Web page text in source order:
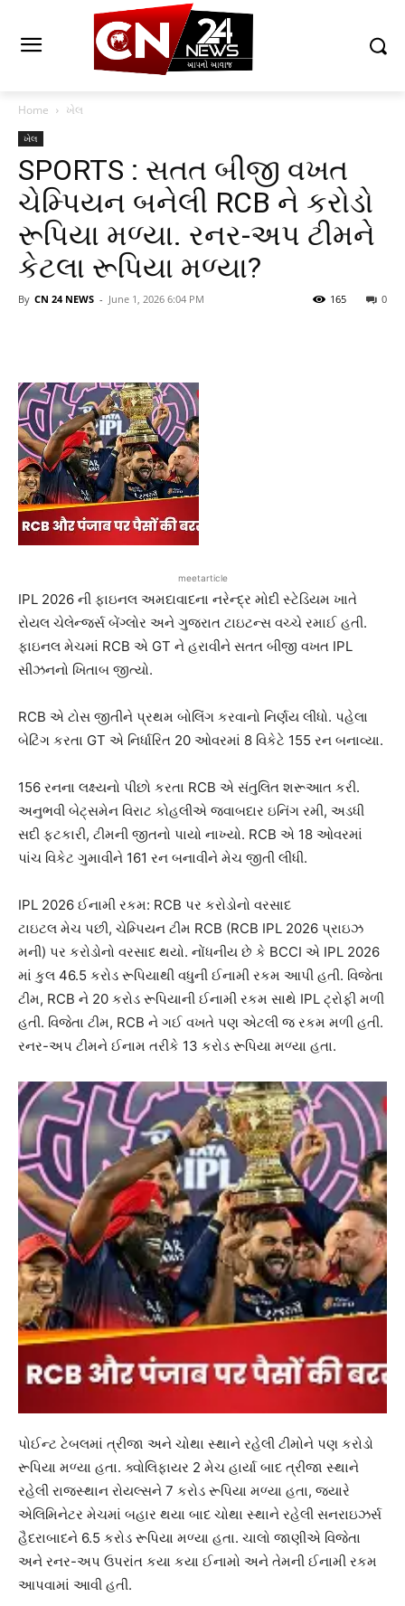
Home ખેલ
ખેલ
SPORTS : સતત બીજી વખત
ચેમ્પિયન બનેલી RCB ને કરોડો
રૂપિયા મળ્યા. રનર-અપ ટીમને
કેટલા રૂપિયા મળ્યા?
By CN 24 NEWS - June 1, 2026 6:04 PM 0
165
meetarticle
IPL 2026 ની ફાઇનલ અમદાવાદના નરેન્દ્ર મોદી સ્ટેડિયમ ખાતે
રોયલ ચેલેન્જર્સ બેંગ્લોર અને ગુજરાત ટાઇટન્સ વચ્ચે રમાઈ હતી.
ફાઇનલ મેચમાં RCB એ GT ને હરાવીને સતત બીજી વખત IPL
સીઝનનો ખિતાબ જીત્યો.
RCB એ ટોસ જીતીને પ્રથમ બોલિંગ કરવાનો નિર્ણય લીધો. પહેલા
બેટિંગ કરતા GT એ નિર્ધારિત 20 ઓવરમાં 8 વિકેટે 155 રન બનાવ્યા.
156 રનના લક્ષ્યનો પીછો કરતા RCB એ સંતુલિત શરૂઆત કરી.
અનુભવી બેટ્સમેન વિરાટ કોહલીએ જવાબદાર ઇનિંગ રમી, અડધી
સદી ફટકારી, ટીમની જીતનો પાયો નાખ્યો. RCB એ 18 ઓવરમાં
પાંચ વિકેટ ગુમાવીને 161 રન બનાવીને મેચ જીતી લીધી.
IPL 2026 ઈનામી રકમ: RCB પર કરોડોનો વરસાદ
ટાઇટલ મેચ પછી, ચેમ્પિયન ટીમ RCB (RCB IPL 2026 પ્રાઇઝ
મની) પર કરોડોનો વરસાદ થયો. નોંધનીય છે કે BCCI એ IPL 2026
માં કુલ 46.5 કરોડ રૂપિયાથી વધુની ઈનામી રકમ આપી હતી. વિજેતા
ટીમ, RCB ને 20 કરોડ રૂપિયાની ઈનામી રકમ સાથે IPL ટ્રોફી મળી
હતી. વિજેતા ટીમ, RCB ને ગઈ વખતે પણ એટલી જ રકમ મળી હતી.
રનર-અપ ટીમને ઈનામ તરીકે 13 કરોડ રૂપિયા મળ્યા હતા.
પોઈન્ટ ટેબલમાં ત્રીજા અને ચોથા સ્થાને રહેલી ટીમોને પણ કરોડો
રૂપિયા મળ્યા હતા. ક્વોલિફાયર 2 મેચ હાર્યા બાદ ત્રીજા સ્થાને
રહેલી રાજસ્થાન રોયલ્સને 7 કરોડ રૂપિયા મળ્યા હતા, જ્યારે
એલિમિનેટર મેચમાં બહાર થયા બાદ ચોથા સ્થાને રહેલી સનરાઇઝર્સ
હૈદરાબાદને 6.5 કરોડ રૂપિયા મળ્યા હતા. ચાલો જાણીએ વિજેતા
અને રનર-અપ ઉપરાંત કયા કયા ઈનામો અને તેમની ઈનામી રકમ
આપવામાં આવી હતી.